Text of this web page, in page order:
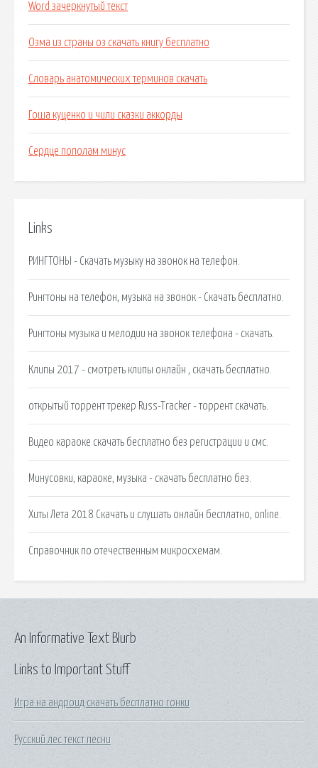
Word зачеркнутый текст
Озма из страны оз скачать книгу бесплатно
Словарь анатомических терминов скачать
Гоша куценко и чили сказки аккорды
Сердце пополам минус
Links
РИНГТОНЫ - Скачать музыку на звонок на телефон.
Рингтоны на телефон, музыка на звонок - Скачать бесплатно.
Рингтоны музыка и мелодии на звонок телефона - скачать.
Клипы 2017 - смотреть клипы онлайн , скачать бесплатно.
открытый торрент трекер Russ-Tracker - торрент скачать.
Видео караоке скачать бесплатно без регистрации и смс.
Минусовки, караоке, музыка - скачать бесплатно без.
Хиты Лета 2018 Скачать и слушать онлайн бесплатно, online.
Справочник по отечественным микросхемам.
Links to Important Stuff
Игра на андроид скачать бесплатно гонки
Русский лес текст песни
An Informative Text Blurb